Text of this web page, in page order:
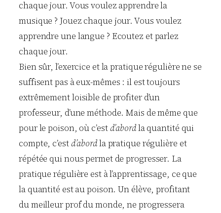
chaque jour. Vous voulez apprendre la
musique ? Jouez chaque jour. Vous voulez
apprendre une langue ? Ecoutez et parlez
chaque jour.
Bien sûr, l’exercice et la pratique régulière ne se
suffisent pas à eux-mêmes : il est toujours
extrêmement loisible de profiter d’un
professeur, d’une méthode. Mais de même que
pour le poison, où c’estd’abordla quantité qui
compte, c’estd’abordla pratique régulière et
répétée qui nous permet de progresser. La
pratique régulière est à l’apprentissage, ce que
la quantité est au poison. Un élève, profitant
du meilleur prof du monde, ne progressera